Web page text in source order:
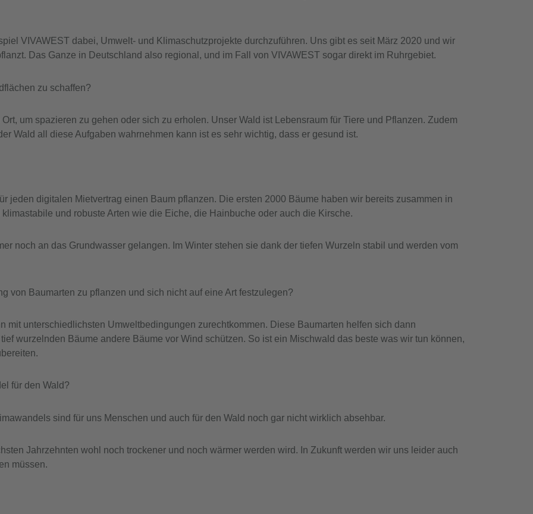
VIVAWEST dabei, Umwelt- und Klimaschutzprojekte durchzuführen. Uns gibt es seit März 2020 und wir
Das Ganze in Deutschland also regional, und im Fall von VIVAWEST sogar direkt im Ruhrgebiet.
zu schaffen?
um spazieren zu gehen oder sich zu erholen. Unser Wald ist Lebensraum für Tiere und Pflanzen. Zudem
Wald all diese Aufgaben wahrnehmen kann ist es sehr wichtig, dass er gesund ist.
jeden digitalen Mietvertrag einen Baum pflanzen. Die ersten 2000 Bäume haben wir bereits zusammen in
und robuste Arten wie die Eiche, die Hainbuche oder auch die Kirsche.
noch an das Grundwasser gelangen. Im Winter stehen sie dank der tiefen Wurzeln stabil und werden vom
von Baumarten zu pflanzen und sich nicht auf eine Art festzulegen?
mit unterschiedlichsten Umweltbedingungen zurechtkommen. Diese Baumarten helfen sich dann
wurzelnden Bäume andere Bäume vor Wind schützen. So ist ein Mischwald das beste was wir tun können,
für den Wald?
sind für uns Menschen und auch für den Wald noch gar nicht wirklich absehbar.
Jahrzehnten wohl noch trockener und noch wärmer werden wird. In Zukunft werden wir uns leider auch
müssen.